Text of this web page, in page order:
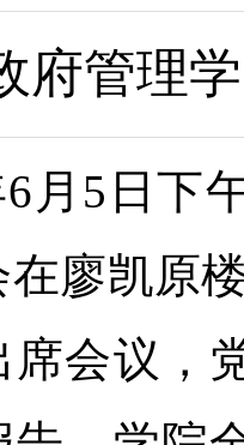
府管理
6月5日下
廖凯原
席会议，